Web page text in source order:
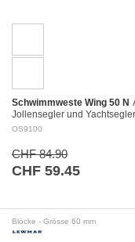
Schwimmweste Wing 50 N
Jollensegler und
kurzem und kompaktem…
OS9100
CHF 84.90
CHF 59.45
Blöcke - Grösse 60 mm